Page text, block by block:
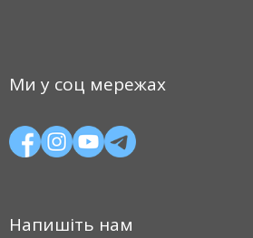
Ми у соц мережах
Напишіть нам